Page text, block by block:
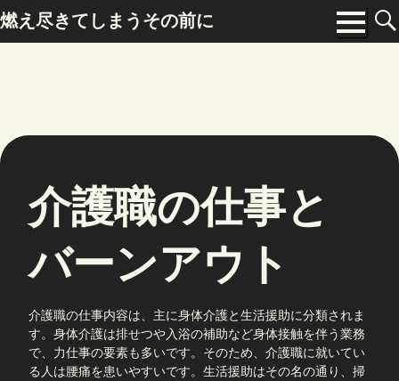
to
content
燃え尽きてしまうその前に Menu
介護職の仕事と
バーンアウト
介護職の仕事内容は、主に身体介護と生活援助に分類されま
す。身体介護は排せつや入浴の補助など身体接触を伴う業務
で、力仕事の要素も多いです。そのため、介護職に就いてい
る人は腰痛を患いやすいです。生活援助はその名の通り、掃